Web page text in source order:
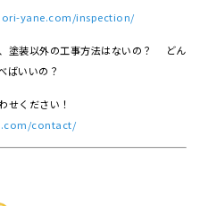
yane.com/inspection/
塗装以外の工事方法はないの？ どん
ばいいの？
ください！
contact/